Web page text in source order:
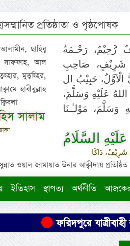
প্রতিষ্ঠাতা ও পৃষ্ঠপোষক
ছাহিবু
সাফফাহ, আল
মুত্বহ্হির,
হাবীবুল্লাহ
সালাম
رَّحِيْمٌ، رَحْـمَةٌ
شَرِيْفٍ، صَاحِبِ
الْاَوَّلُ، حَبِيْبُ ال
عَلَيْهِ وَسَلَّمَ،
مَوْلـٰـنَا
السَّلَامُ
شَرِيْفٌ، دَاكَا
ওয়াল জামায়াত উনার আক্বীদায় প্রতিষ্ঠিত
ইতিহাস স্থাপত্য অর্থনীতি আজকের
ফরিদপুরে যাত্রীবাহী বাস